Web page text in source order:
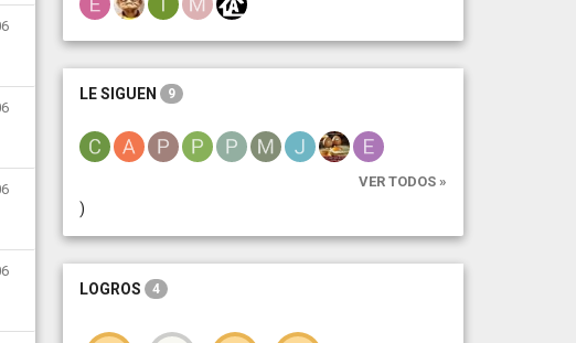
LE SIGUEN 9
VER TODOS »
)
LOGROS 4